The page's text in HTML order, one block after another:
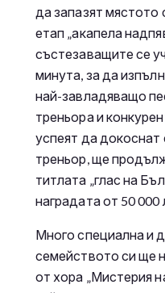
да запазят мястото
етап „акапела
състезаващите се
минута, за да
най-завладяващо
треньора и
успеят да докоснат
треньор, ще
титлата „глас на
наградата от 50 000
Много специална и
семейството си ще
от хора „Мистерия